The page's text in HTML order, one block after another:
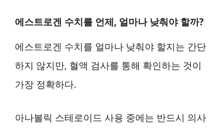
에스트로겐 수치를 언제, 얼마나 낮춰야 할까?
에스트로겐 수치를 얼마나 낮춰야 할지는 간단
하지 않지만, 혈액 검사를 통해 확인하는 것이
가장 정확하다.
아나볼릭 스테로이드 사용 중에는 반드시 의사